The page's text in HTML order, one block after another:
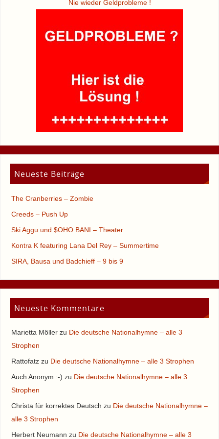
Nie wieder Geldprobleme !
Neueste Beiträge
The Cranberries – Zombie
Creeds – Push Up
Ski Aggu und $OHO BANI – Theater
Kontra K featuring Lana Del Rey – Summertime
SIRA, Bausa und Badchieff – 9 bis 9
Neueste Kommentare
Marietta Möllerzu Die deutsche Nationalhymne – alle 3
Strophen
Rattofatzzu Die deutsche Nationalhymne – alle 3 Strophen
Auch Anonym :-) zu Die deutsche Nationalhymne – alle 3
Strophen
Christa für korrektes Deutsch zu Die deutsche Nationalhymne –
alle 3 Strophen
Herbert Neumann zu Die deutsche Nationalhymne – alle 3